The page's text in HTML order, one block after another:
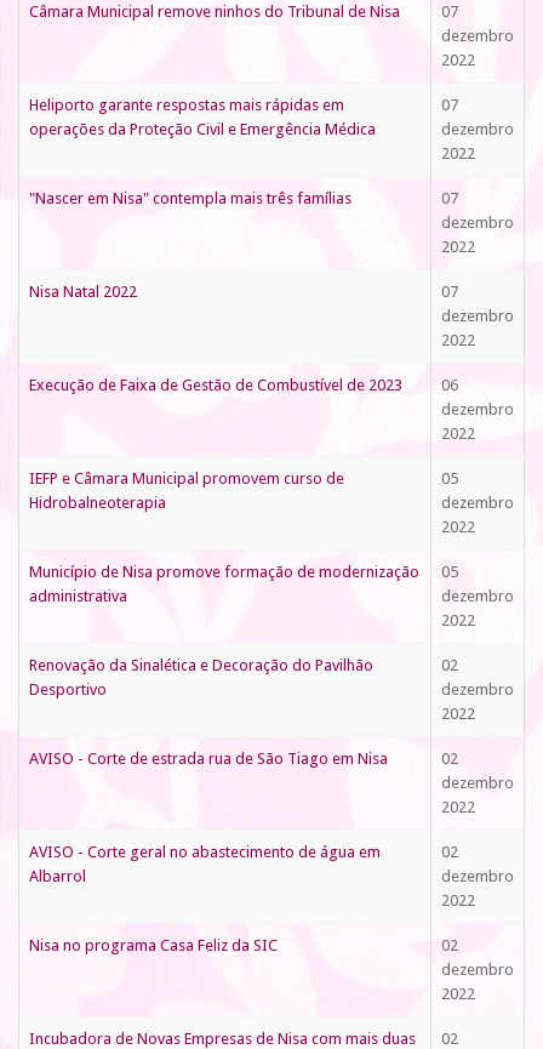
Câmara Municipal remove ninhos do Tribunal de Nisa
07
dezembro
2022
Heliporto garante respostas mais rápidas em
operações da Proteção Civil e Emergência Médica
07
dezembro
2022
"Nascer em Nisa" contempla mais três famílias
07
dezembro
2022
Nisa Natal 2022
07
dezembro
2022
Execução de Faixa de Gestão de Combustível de 2023
06
dezembro
2022
IEFP e Câmara Municipal promovem curso de
Hidrobalneoterapia
05
dezembro
2022
Município de Nisa promove formação de modernização
administrativa
05
dezembro
2022
Renovação da Sinalética e Decoração do Pavilhão
Desportivo
02
dezembro
2022
AVISO - Corte de estrada rua de São Tiago em Nisa
02
dezembro
2022
AVISO - Corte geral no abastecimento de água em
Albarrol
02
dezembro
2022
Nisa no programa Casa Feliz da SIC
02
dezembro
2022
Incubadora de Novas Empresas de Nisa com mais duas
02